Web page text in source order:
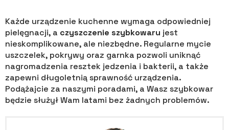
Każde urządzenie kuchenne wymaga odpowiedniej
pielęgnacji, a czyszczenie szybkowaru jest
nieskomplikowane, ale niezbędne. Regularne mycie
uszczelek, pokrywy oraz garnka pozwoli uniknąć
nagromadzenia resztek jedzenia i bakterii, a także
zapewni długoletnią sprawność urządzenia.
Podążajcie za naszymi poradami, a Wasz szybkowar
będzie służył Wam latami bez żadnych problemów.